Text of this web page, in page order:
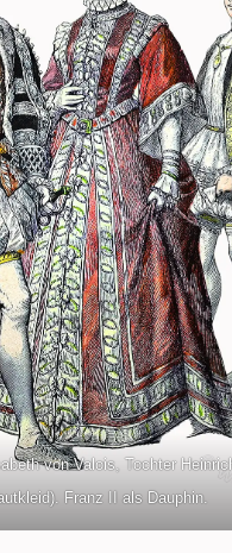
von Valois, Tochter
Franz II als Dauphin.